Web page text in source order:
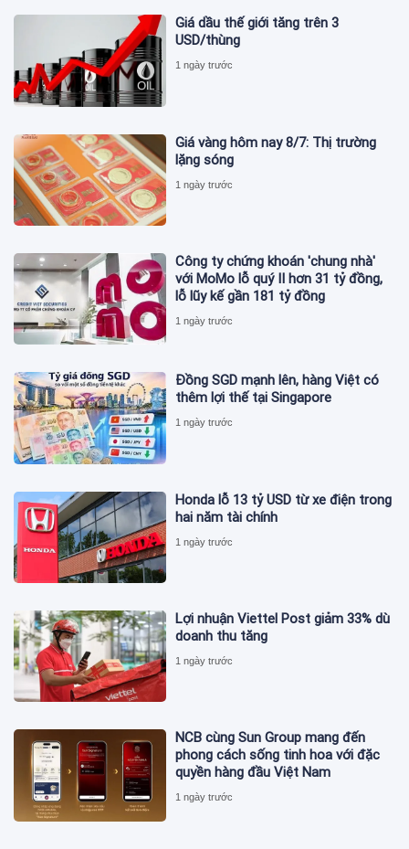
Giá dầu thế giới tăng trên 3
USD/thùng
1 ngày trước
Giá vàng hôm nay 8/7: Thị trường
lặng sóng
1 ngày trước
Công ty chứng khoán 'chung nhà'
với MoMo lỗ quý II hơn 31 tỷ đồng,
lỗ lũy kế gần 181 tỷ đồng
1 ngày trước
Đồng SGD mạnh lên, hàng Việt có
thêm lợi thế tại Singapore
1 ngày trước
Honda lỗ 13 tỷ USD từ xe điện trong
hai năm tài chính
1 ngày trước
Lợi nhuận Viettel Post giảm 33% dù
doanh thu tăng
1 ngày trước
NCB cùng Sun Group mang đến
phong cách sống tinh hoa với đặc
quyền hàng đầu Việt Nam
1 ngày trước